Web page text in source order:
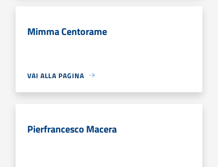
Mimma Centorame
VAI ALLA PAGINA
Pierfrancesco Macera